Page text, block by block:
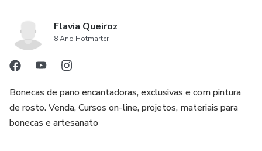
após o workshop
• Reprise das lives disponíveis por uma semana para
assistir quando puder, a partir da primeira aula
COMO VAI FUNCIONAR:
Flavia Queiroz
8 Ano Hotmarter
Bonecas de pano encantadoras, exclusivas e com pintura
de rosto. Venda, Cursos on-line, projetos, materiais para
bonecas e artesanato